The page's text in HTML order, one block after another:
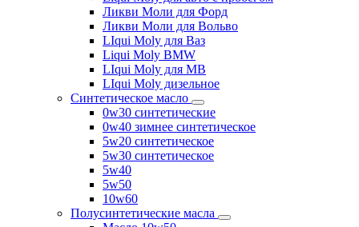
Ликви Моли для Форд
Ликви Моли для Вольво
LIqui Moly для Ваз
Liqui Moly BMW
LIqui Moly для MB
LIqui Moly дизельное
Синтетическое масло
0w30 синтетические
0w40 зимнее синтетическое
5w20 синтетическое
5w30 синтетическое
5w40
5w50
10w60
Полусинтетические масла